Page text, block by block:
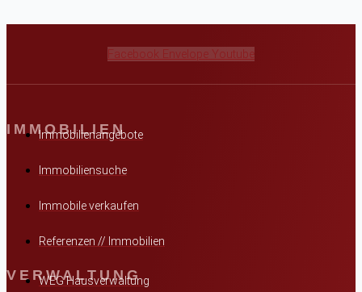
Facebook Envelope Youtube
IMMOBILIEN
Immobilienangebote
Immobiliensuche
Immobile verkaufen
Referenzen // Immobilien
VERWALTUNG
WEG Hausverwaltung